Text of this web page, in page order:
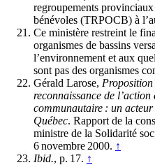
regroupements
bénévoles (TRPOCB) à
Ce ministère restreint le
organismes de bassins
l’environnement et aux
sont pas des organismes
Gérald Larose,
reconnaissance de
communautaire : un
Québec. Rapport de la
ministre de la Solidarité
6 novembre 2000. ↑
Ibid., p. 17. ↑